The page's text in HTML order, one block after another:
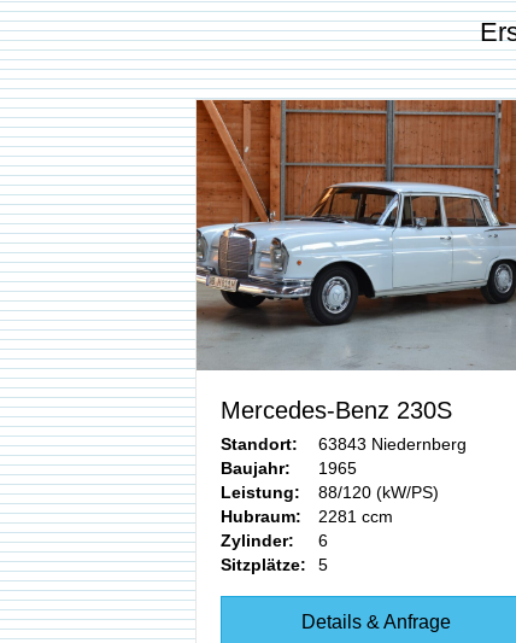
Mercedes-Benz 230S
Standort:
63843 Niedernberg
Baujahr:
1965
Leistung:
88/120 (kW/PS)
Hubraum:
2281 ccm
Zylinder:
6
Sitzplätze:
5
Details & Anfrage